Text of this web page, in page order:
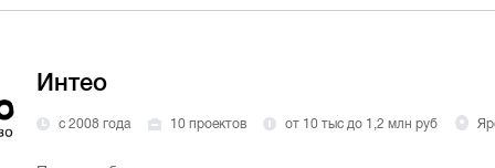
Интео
с 2008 года 10 проектов от 10 тыс до 1,2 млн руб